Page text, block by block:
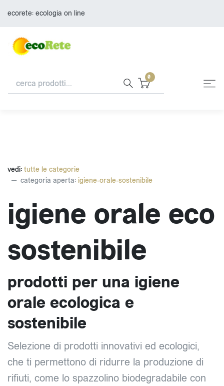
ecorete: ecologia on line
0
vedi: tutte le categorie
categoria aperta: igiene-orale-sostenibile
igiene orale eco
sostenibile
prodotti per una igiene
orale ecologica e
sostenibile
Selezione di prodotti innovativi ed ecologici,
che ti permettono di ridurre la produzione di
rifiuti, come lo spazzolino biodegradabile con